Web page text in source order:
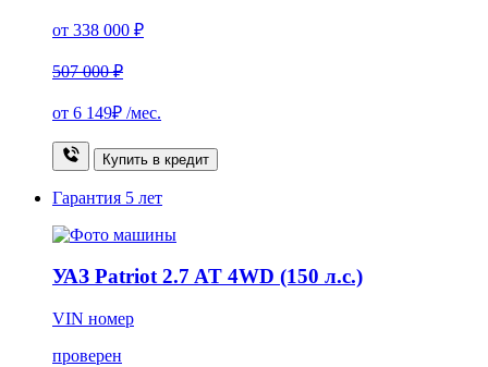
от 338 000 ₽
507 000 ₽
от 6 149₽ /мес.
Купить в кредит
Гарантия 5 лет
УАЗ Patriot 2.7 AT 4WD (150 л.с.)
VIN номер
проверен